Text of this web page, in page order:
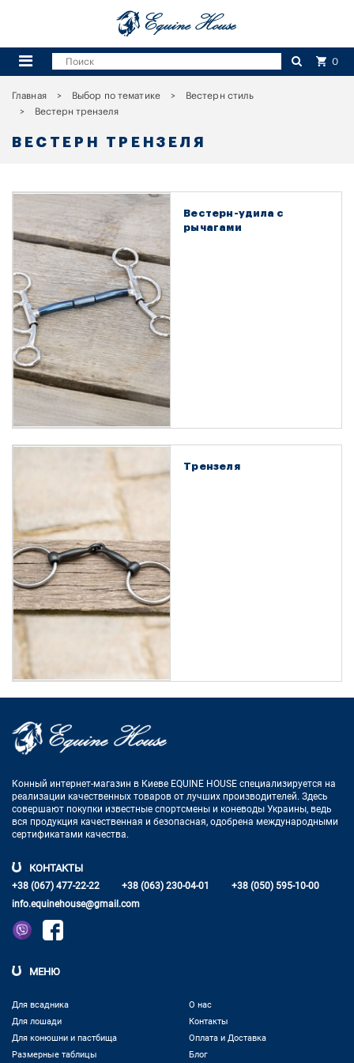
0
Главная Выбор по тематике
Вестерн стиль
Вестерн трензеля
ВЕСТЕРН ТРЕНЗЕЛЯ
Вестерн-удила с
рычагами
Трензеля
Конный интернет-магазин в Киеве EQUINE HOUSE специализируется на
реализации качественных товаров от лучших производителей. Здесь
совершают покупки известные спортсмены и коневоды Украины, ведь
вся продукция качественная и безопасная, одобрена международными
сертификатами качества.
КОНТАКТЫ
+38 (067) 477-22-22 +38 (063) 230-04-01
+38 (050) 595-10-00
info.equinehouse@gmail.com
МЕНЮ
Для всадника
Для лошади
Для конюшни и пастбища
Размерные таблицы
О нас
Контакты
Оплата и Доставка
Блог